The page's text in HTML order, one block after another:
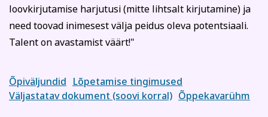
loovkirjutamise harjutusi (mitte lihtsalt kirjutamine) ja
need toovad inimesest välja peidus oleva potentsiaali.
Talent on avastamist väärt!"
Õpiväljundid Lõpetamise tingimused
Väljastatav dokument (soovi korral) Õppekavarühm